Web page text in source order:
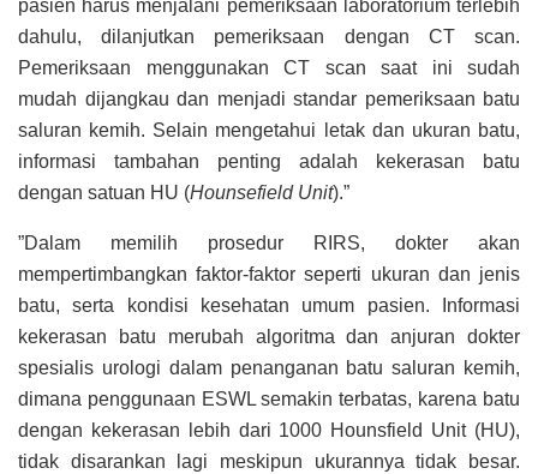
pasien harus menjalani pemeriksaan laboratorium terlebih
dahulu, dilanjutkan pemeriksaan dengan CT scan.
Pemeriksaan menggunakan CT scan saat ini sudah
mudah dijangkau dan menjadi standar pemeriksaan batu
saluran kemih. Selain mengetahui letak dan ukuran batu,
informasi tambahan penting adalah kekerasan batu
dengan satuan HU (Hounsefield Unit).”
”Dalam memilih prosedur RIRS, dokter akan
mempertimbangkan faktor-faktor seperti ukuran dan jenis
batu, serta kondisi kesehatan umum pasien. Informasi
kekerasan batu merubah algoritma dan anjuran dokter
spesialis urologi dalam penanganan batu saluran kemih,
dimana penggunaan ESWL semakin terbatas, karena batu
dengan kekerasan lebih dari 1000 Hounsfield Unit (HU),
tidak disarankan lagi meskipun ukurannya tidak besar.